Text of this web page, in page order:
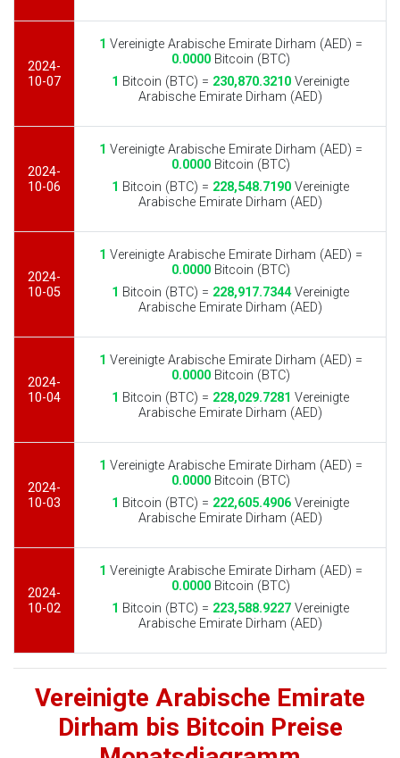
2024-
10-07
1 Vereinigte Arabische Emirate Dirham (AED) =
0.0000Bitcoin (BTC)
1 Bitcoin (BTC) = 230,870.3210 Vereinigte
Arabische Emirate Dirham (AED)
2024-
10-06
1 Vereinigte Arabische Emirate Dirham (AED) =
0.0000Bitcoin (BTC)
1 Bitcoin (BTC) = 228,548.7190 Vereinigte
Arabische Emirate Dirham (AED)
2024-
10-05
1 Vereinigte Arabische Emirate Dirham (AED) =
0.0000Bitcoin (BTC)
1 Bitcoin (BTC) = 228,917.7344Vereinigte
Arabische Emirate Dirham (AED)
2024-
10-04
1 Vereinigte Arabische Emirate Dirham (AED) =
0.0000Bitcoin (BTC)
1 Bitcoin (BTC) = 228,029.7281 Vereinigte
Arabische Emirate Dirham (AED)
2024-
10-03
1 Vereinigte Arabische Emirate Dirham (AED) =
0.0000Bitcoin (BTC)
1 Bitcoin (BTC) = 222,605.4906 Vereinigte
Arabische Emirate Dirham (AED)
2024-
10-02
1 Vereinigte Arabische Emirate Dirham (AED) =
0.0000Bitcoin (BTC)
1 Bitcoin (BTC) = 223,588.9227 Vereinigte
Arabische Emirate Dirham (AED)
Vereinigte Arabische Emirate
Dirham bis Bitcoin Preise